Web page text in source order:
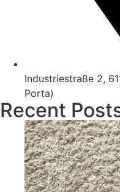
Industriestraße 2,
Porta)
Recent